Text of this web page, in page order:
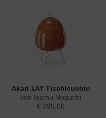
Akari 1AY Tischleuchte
von Isamu Noguchi
€ 395,00